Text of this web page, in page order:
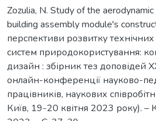
Zozulia, N. Study of the
building assembly module's
перспективи розвитку
систем природокористування:
дизайн : збірник тез доповідей
онлайн-конференції науково-
працівників, наукових
Київ, 19-20 квітня 2023 року). –